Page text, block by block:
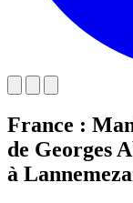
France :
de Georges
à